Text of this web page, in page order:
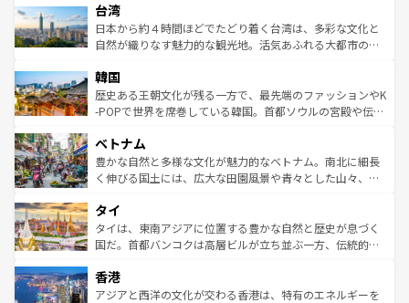
ならではの贅沢な旅のスタイルだ。 なお、新着のアメリカ
情報はコンテンツ一覧を参照してほしい。
れるおもてなしの心で訪れる人々を迎えてくれるハワイの
人々、おいしいローカルフードやハワイアンミュージッ
ク、伝統的なフラダンスなど、すべてがハワイの魅力を彩
ワイを、存分に味わってほしい。 なお、新着のハワイ情報
はコンテンツ一覧を参照してほしい。
リアリーフや大陸中央部にそびえるウルル（エアーズロッ
ク）、タスマニアの美しい原生林やケアンズの熱帯雨林な
ど、見どころがたくさん。また、カフェやワイン、オージ
いる。アクティビティも充実しており、サーフィンやダイ
ビング、ハイキングなど、アウトドア好きにはたまらな
い。オーストラリアの多彩な魅力を存分に味わいつくそ
参照してほしい。
台湾
日本から約４時間ほどでたどり着く台湾は、多彩な文化と
自然が織りなす魅力的な観光地。活気あふれる大都市の台
ン）、静ひつな山岳地帯である台湾東部など、都市の喧騒
と山間の静けさが共存しており、訪れる人に新しい発見と
驚きをもたらしてくれる。また、奥深い台湾の食文化も魅
容にもいいと評判のスイーツなど、バラエティ豊かな料理
が味わえる。 なお、新着の台湾情報は コンテンツ一覧を参
照してほしい。
韓国
歴史ある王朝文化が残る一方で、最先端のファッションやK
-POPで世界を席巻している韓国。首都ソウルの宮殿や伝統
き、地方に足を延ばせば四季折々の自然美を楽しむことが
できる。そして、キムチや焼肉、絶品のストリートフード
まで、さまざまな韓国料理が待っている。夜には、韓国な
リティに包まれながら、韓国の多彩な魅力を心ゆくまで味
わってみてほしい。 なお、新着の韓国情報はコンテンツ一
覧を参照してほしい。
ベトナム
豊かな自然と多様な文化が魅力的なベトナム。南北に細長
く伸びる国土には、広大な田園風景や青々とした山々、世
急速な発展と共に伝統が息づく。ハノイの古い町並みやホ
ーチミン市のフランス統治時代の建物も、独特の雰囲気を
醸し出している。また、バラエティの豊かさとおいしさで
とつ。フォーやバインミー、ベトナムコーヒーなどは、ぜ
ひ現地で味わいたい。どの地域を訪れてもあたたかい人々
タイ
タイは、東南アジアに位置する豊かな自然と歴史が息づく
国だ。首都バンコクは高層ビルが立ち並ぶ一方、伝統的な
の活気が交差している。北部ではチェンマイなどの山岳地
帯で自然と触れ合い、南部ではプーケットやクラビの美し
香港
アジアと西洋の文化が交わる香港は、特有のエネルギーを